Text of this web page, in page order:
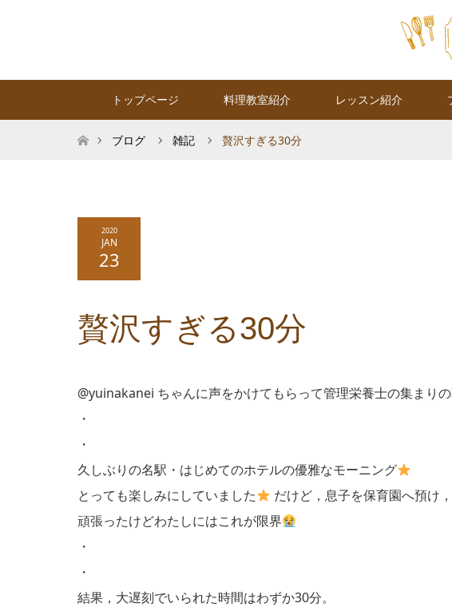
トップページ 料理教室紹介 レッスン紹介
ホームブログ 雑記 贅沢すぎる30分
2020
JAN
23
贅沢すぎる30分
@yuinakanei ちゃんに声をかけてもらって管理栄養士の集まり
・
・
久しぶりの名駅・はじめてのホテルの優雅なモーニング
とっても楽しみにしていました
だけど，息子を保育園へ預け
頑張ったけどわたしにはこれが限界
・
・
結果，大遅刻でいられた時間はわずか30分。